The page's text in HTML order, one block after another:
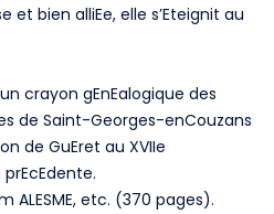
et bien alliEe, elle s’Eteignit au
crayon gEnEalogique des
de Saint-Georges-enCouzans
de GuEret au XVIIe
ALESME, etc. (370 pages).